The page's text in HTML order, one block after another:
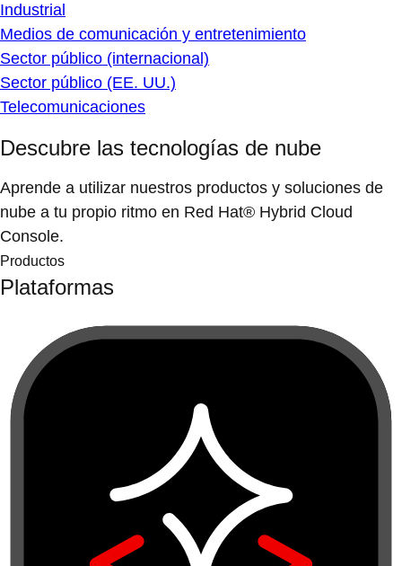
Industrial
Medios de comunicación y entretenimiento
Sector público (internacional)
Sector público (EE. UU.)
Telecomunicaciones
Descubre las tecnologías de nube
Aprende a utilizar nuestros productos y soluciones de
nube a tu propio ritmo en Red Hat® Hybrid Cloud
Console.
Productos
Plataformas